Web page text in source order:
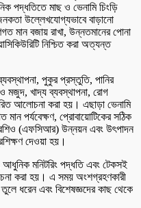
পদ্ধতিতে মাছ ও ভেনামি চিংড়ি
উল্লেখযোগ্যভাবে বাড়ানো
মান বজায় রাখা, উন্নতমানের পোনা
নিশ্চিত করা অত্যন্ত
পুকুর প্রস্তুতি, পানির
ও মজুদ, খাদ্য ব্যবস্থাপনা, রোগ
আলোচনা করা হয়। এছাড়া ভেনামি
মান পর্যবেক্ষণ, প্রোবায়োটিকের সঠিক
(এফসিআর) উন্নয়ন এবং উৎপাদন
দেওয়া হয়।
আধুনিক মনিটরিং পদ্ধতি এবং টেকসই
করা হয়। এ সময় অংশগ্রহণকারী
ধরেন এবং বিশেষজ্ঞদের কাছ থেকে